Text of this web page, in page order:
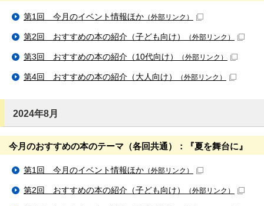
第1回 今月のイベント情報ほか （外部リンク）
第2回 おすすめの本の紹介（子ども向け） （外部リンク）
第3回 おすすめの本の紹介（10代向け） （外部リンク）
第4回 おすすめの本の紹介（大人向け） （外部リンク）
2024年8月
今月のおすすめの本のテーマ（各回共通）：『夏を舞台に』
第1回 今月のイベント情報ほか （外部リンク）
第2回 おすすめの本の紹介（子ども向け） （外部リンク）